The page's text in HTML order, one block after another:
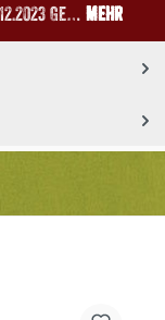
Ge… Mehr